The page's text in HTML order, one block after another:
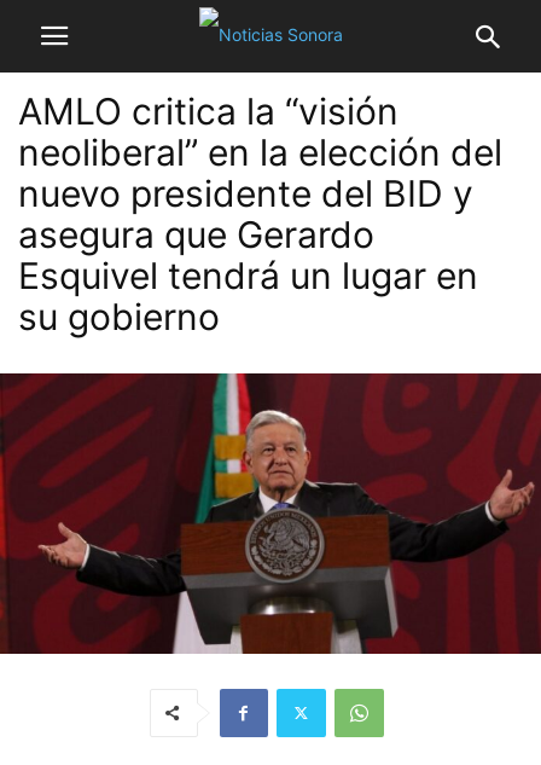
AMLO critica la “visión
neoliberal” en la elección del
nuevo presidente del BID y
asegura que Gerardo
Esquivel tendrá un lugar en
su gobierno